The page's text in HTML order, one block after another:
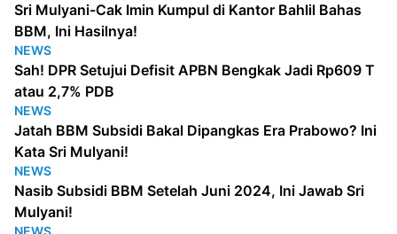
Sri Mulyani-Cak Imin Kumpul di Kantor Bahlil Bahas
BBM, Ini Hasilnya!
NEWS
Sah! DPR Setujui Defisit APBN Bengkak Jadi Rp609 T
atau 2,7% PDB
NEWS
Jatah BBM Subsidi Bakal Dipangkas Era Prabowo? Ini
Kata Sri Mulyani!
NEWS
Nasib Subsidi BBM Setelah Juni 2024, Ini Jawab Sri
Mulyani!
NEWS